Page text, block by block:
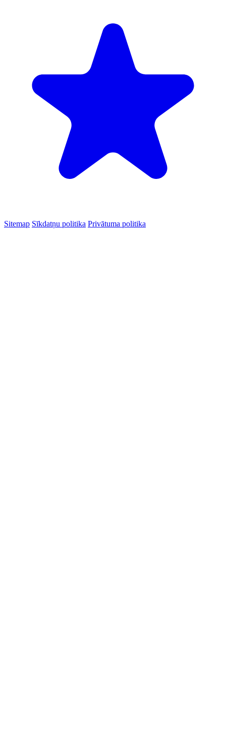
Sitemap Sīkdatņu politika Privātuma politika